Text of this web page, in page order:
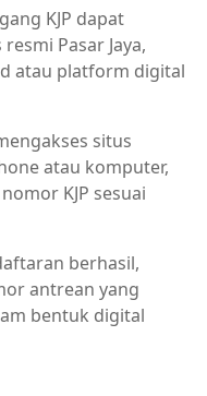
KJP dapat
Pasar Jaya,
atau platform digital
situs
atau komputer,
KJP sesuai
berhasil,
antrean yang
bentuk digital